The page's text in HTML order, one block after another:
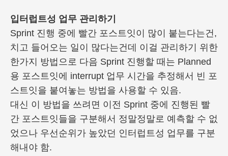
입터럽트성 업무 관리하기
Sprint 진행 중에 빨간 포스트잇이 많이 붙는다는건,
치고 들어오는 일이 많다는건데 이걸 관리하기 위한
한가지 방법으로 다음 Sprint 진행할 때는 Planned
용 포스트잇에 interrupt 업무 시간을 추정해서 빈 포
스트잇을 붙여놓는 방법을 사용할 수 있음.
대신 이 방법을 쓰려면 이전 Sprint 중에 진행된 빨
간 포스트잇들을 구분해서 정말정말로 예측할 수 없
었으나 우선순위가 높았던 인터럽트성 업무를 구분
해내야 함.